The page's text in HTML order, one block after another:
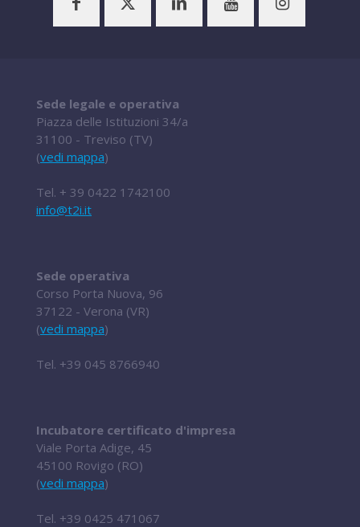
Sede legale e operativa
Piazza delle Istituzioni 34/a
31100 - Treviso (TV)
(vedi mappa)
Tel. + 39 0422 1742100
info@t2i.it
Sede operativa
Corso Porta Nuova, 96
37122 - Verona (VR)
(vedi mappa)
Tel. +39 045 8766940
Incubatore certificato d'impresa
Viale Porta Adige, 45
45100 Rovigo (RO)
(vedi mappa)
Tel. +39 0425 471067